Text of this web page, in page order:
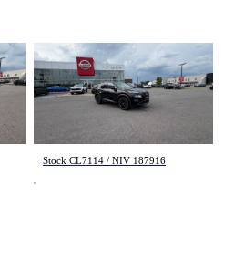
Nissan Rogue
SV Midnight Edition 2023
23 763 $
Stock CL7114 / NIV 187916